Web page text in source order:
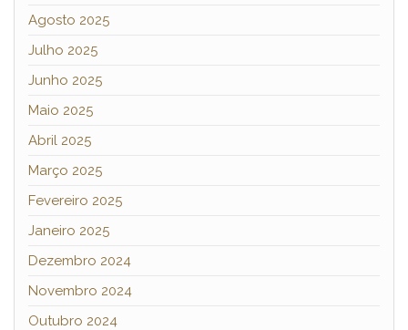
Agosto 2025
Julho 2025
Junho 2025
Maio 2025
Abril 2025
Março 2025
Fevereiro 2025
Janeiro 2025
Dezembro 2024
Novembro 2024
Outubro 2024